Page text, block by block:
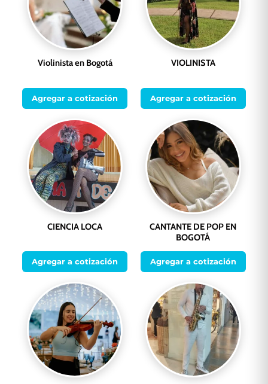
Violinista en Bogotá
Agregar a cotización
VIOLINISTA
Agregar a cotización
CIENCIA LOCA
Agregar a cotización
CANTANTE DE POP EN
BOGOTÁ
Agregar a cotización